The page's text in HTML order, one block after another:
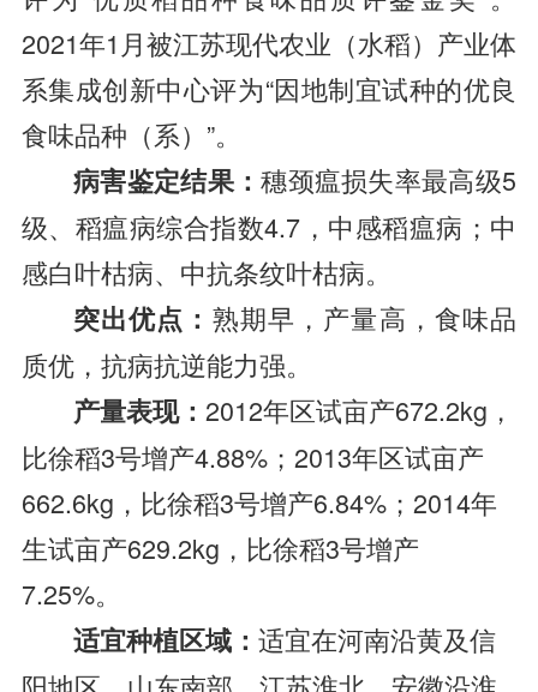
2021年1月被江苏现代农业（水稻）产业体
系集成创新中心评为“因地制宜试种的优良
食味品种（系）”。
病害鉴定结果：穗颈瘟损失率最高级5
级、稻瘟病综合指数4.7，中感稻瘟病；中
感白叶枯病、中抗条纹叶枯病。
突出优点： 熟期早，产量高，食味品
质优，抗病抗逆能力强。
产量表现： 2012年区试亩产672.2kg，
比徐稻3号增产4.88%； 2013年区试亩产
662.6kg，比徐稻3号增产6.84%； 2014年
生试亩产629.2kg，比徐稻3号增产
7.25%。
适宜种植区域： 适宜在河南沿黄及信